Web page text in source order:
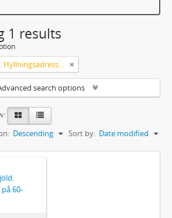
1 results
Agnes Hammarskjöld. Hyllningsadresser på 60-årsdagen
search options
Sort by: Date modified
Descending
60-